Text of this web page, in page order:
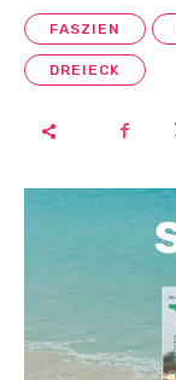
FASZIEN
DREIECK